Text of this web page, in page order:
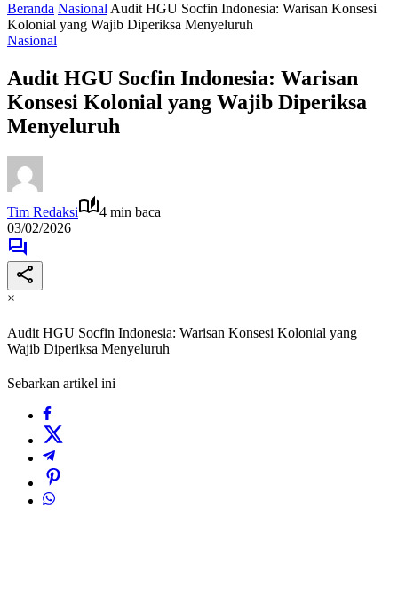
Beranda Nasional Audit HGU Socfin Indonesia: Warisan Konsesi
Kolonial yang Wajib Diperiksa Menyeluruh
Nasional
Audit HGU Socfin Indonesia: Warisan
Konsesi Kolonial yang Wajib Diperiksa
Menyeluruh
Tim Redaksi
4 min baca
03/02/2026
×
Audit HGU Socfin Indonesia: Warisan Konsesi Kolonial yang
Wajib Diperiksa Menyeluruh
Sebarkan artikel ini